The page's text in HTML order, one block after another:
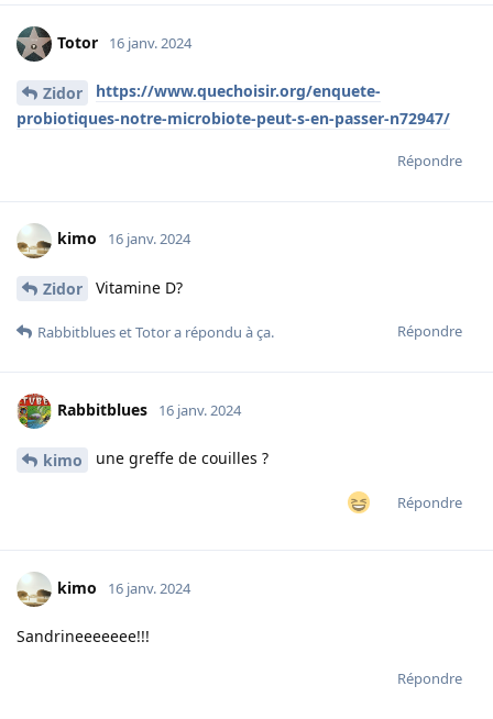
Totor 16 janv. 2024
Zidor
https://www.quechoisir.org/enquete-
probiotiques-notre-microbiote-peut-s-en-passer-n72947/
Répondre
kimo 16 janv. 2024
Zidor Vitamine D?
Répondre
RabbitbluesetTotora répondu à ça.
Rabbitblues 16 janv. 2024
kimo une greffe de couilles ?
Répondre
kimo 16 janv. 2024
Sandrineeeeeee!!!
Répondre